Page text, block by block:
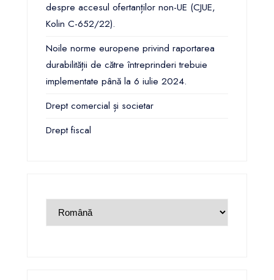
despre accesul ofertanților non-UE (CJUE,
Kolin C-652/22).
Noile norme europene privind raportarea
durabilității de către întreprinderi trebuie
implementate până la 6 iulie 2024.
Drept comercial și societar
Drept fiscal